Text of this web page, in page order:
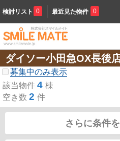
検討リスト 0 最近見た物件 0
ダイソー小田急OX長後
募集中のみ表示
該当物件 4 棟
空き数 2 件
さらに条件